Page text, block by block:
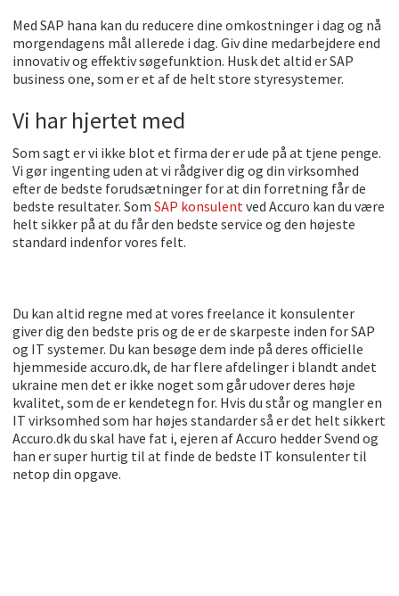
Med SAP hana kan du reducere dine omkostninger i dag og nå
morgendagens mål allerede i dag. Giv dine medarbejdere end
innovativ og effektiv søgefunktion. Husk det altid er SAP
business one, som er et af de helt store styresystemer.
Vi har hjertet med
Som sagt er vi ikke blot et firma der er ude på at tjene penge.
Vi gør ingenting uden at vi rådgiver dig og din virksomhed
efter de bedste forudsætninger for at din forretning får de
bedste resultater. Som SAP konsulentved Accuro kan du være
helt sikker på at du får den bedste service og den højeste
standard indenfor vores felt.
Du kan altid regne med at vores freelance it konsulenter
giver dig den bedste pris og de er de skarpeste inden for SAP
og IT systemer. Du kan besøge dem inde på deres officielle
hjemmeside accuro.dk, de har flere afdelinger i blandt andet
ukraine men det er ikke noget som går udover deres høje
kvalitet, som de er kendetegn for. Hvis du står og mangler en
IT virksomhed som har højes standarder så er det helt sikkert
Accuro.dk du skal have fat i, ejeren af Accuro hedder Svend og
han er super hurtig til at finde de bedste IT konsulenter til
netop din opgave.